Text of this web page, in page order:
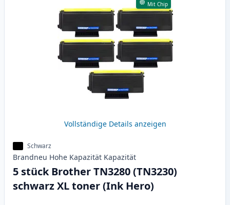
Mit Chip
Vollständige Details anzeigen
Schwarz
Brandneu Hohe Kapazität Kapazität
5 stück Brother TN3280 (TN3230)
schwarz XL toner (Ink Hero)